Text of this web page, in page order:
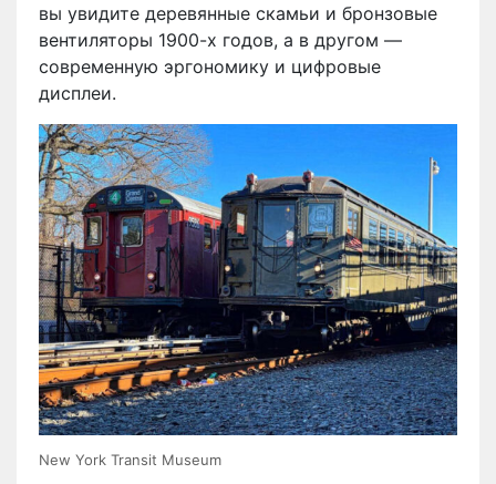
вы увидите деревянные скамьи и бронзовые
вентиляторы 1900-х годов, а в другом —
современную эргономику и цифровые
дисплеи.
New York Transit Museum